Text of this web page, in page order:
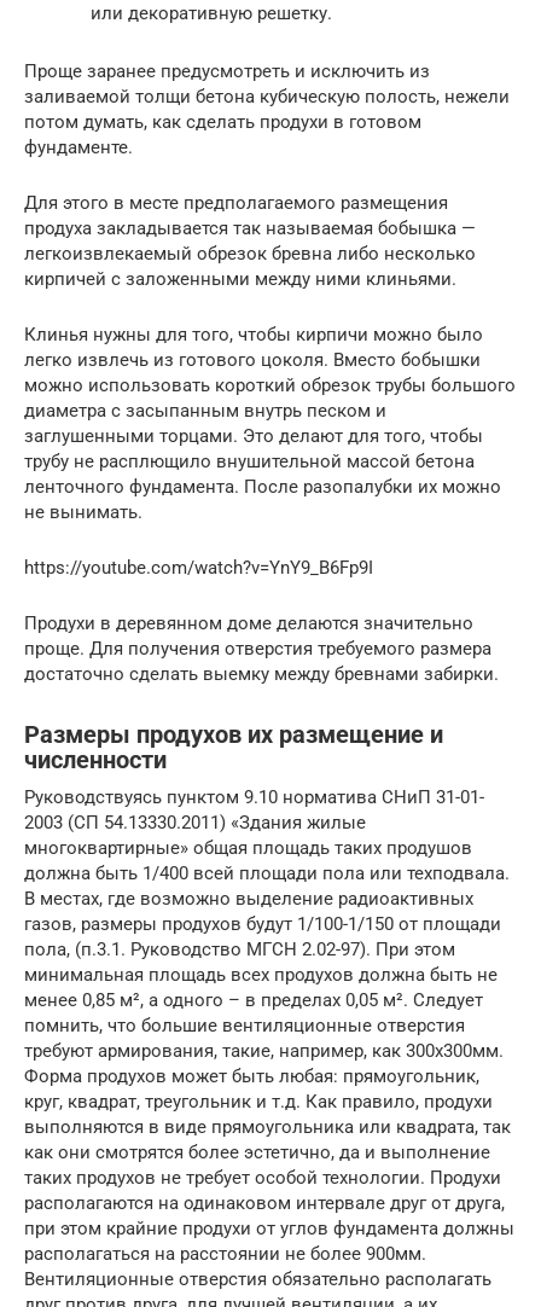
или декоративную решетку.
Проще заранее предусмотреть и исключить из
заливаемой толщи бетона кубическую полость, нежели
потом думать, как сделать продухи в готовом
фундаменте.
Для этого в месте предполагаемого размещения
продуха закладывается так называемая бобышка —
легкоизвлекаемый обрезок бревна либо несколько
кирпичей с заложенными между ними клиньями.
Клинья нужны для того, чтобы кирпичи можно было
легко извлечь из готового цоколя. Вместо бобышки
можно использовать короткий обрезок трубы большого
диаметра с засыпанным внутрь песком и
заглушенными торцами. Это делают для того, чтобы
трубу не расплющило внушительной массой бетона
ленточного фундамента. После разопалубки их можно
не вынимать.
https://youtube.com/watch?v=YnY9_B6Fp9I
Продухи в деревянном доме делаются значительно
проще. Для получения отверстия требуемого размера
достаточно сделать выемку между бревнами забирки.
Размеры продухов их размещение и
численности
Руководствуясь пунктом 9.10 норматива СНиП 31-01-
2003 (СП 54.13330.2011) «Здания жилые
многоквартирные» общая площадь таких продушов
должна быть 1/400 всей площади пола или техподвала.
В местах, где возможно выделение радиоактивных
газов, размеры продухов будут 1/100-1/150 от площади
пола, (п.3.1. Руководство МГСН 2.02-97). При этом
минимальная площадь всех продухов должна быть не
менее 0,85 м², а одного – в пределах 0,05 м². Следует
помнить, что большие вентиляционные отверстия
требуют армирования, такие, например, как 300х300мм.
Форма продухов может быть любая: прямоугольник,
круг, квадрат, треугольник и т.д. Как правило, продухи
выполняются в виде прямоугольника или квадрата, так
как они смотрятся более эстетично, да и выполнение
таких продухов не требует особой технологии. Продухи
располагаются на одинаковом интервале друг от друга,
при этом крайние продухи от углов фундамента должны
располагаться на расстоянии не более 900мм.
Вентиляционные отверстия обязательно располагать